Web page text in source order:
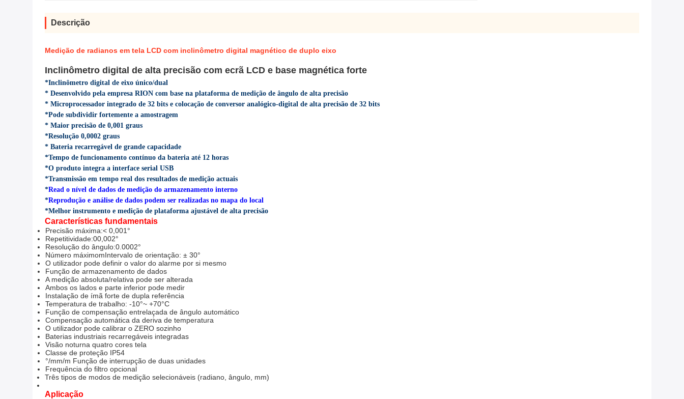
Descrição
Medição de radianos em tela LCD com inclinômetro digital magnético de duplo eixo
Inclinômetro digital de alta precisão com ecrã LCD e base magnética forte
*Inclinômetro digital de eixo único/dual
* Desenvolvido pela empresa RION com base na plataforma de medição de ângulo de alta precisão
* Microprocessador integrado de 32 bits e colocação de conversor analógico-digital de alta precisão de 32 bits
*Pode subdividir fortemente a amostragem
* Maior precisão de 0,001 graus
*Resolução 0,0002 graus
* Bateria recarregável de grande capacidade
*Tempo de funcionamento contínuo da bateria até 12 horas
*O produto integra a interface serial USB
*Transmissão em tempo real dos resultados de medição actuais
*Read o nível de dados de medição do armazenamento interno
*Reprodução e análise de dados podem ser realizadas no mapa do local
*Melhor instrumento e medição de plataforma ajustável de alta precisão
Características fundamentais
Precisão máxima:< 0,001°
Repetitividade:00,002°
Resolução do ângulo:0.0002°
Número máximomIntervalo de orientação: ± 30°
O utilizador pode definir o valor do alarme por si mesmo
Função de armazenamento de dados
A medição absoluta/relativa pode ser alterada
Ambos os lados e parte inferior pode medir
Instalação de ímã forte de dupla referência
Temperatura de trabalho: -10°~ +70°C
Função de compensação entrelaçada de ângulo automático
Compensação automática da deriva de temperatura
O utilizador pode calibrar o ZERO sozinho
Baterias industriais recarregáveis integradas
Visão noturna quatro cores tela
Classe de proteção IP54
°/mm/m Função de interrupção de duas unidades
Frequência do filtro opcional
Três tipos de modos de medição selecionáveis (radiano, ângulo, mm)
Aplicação